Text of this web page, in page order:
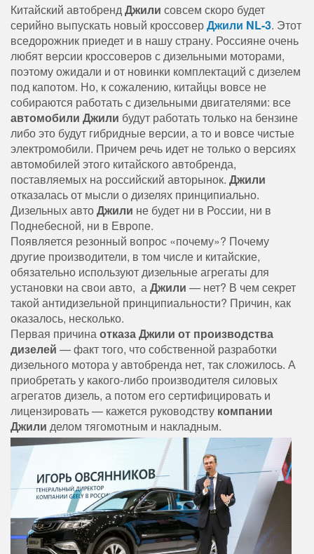
Китайский автобрендДжили совсем скоро будет
серийно выпускать новый кроссоверДжили NL-3. Этот
вседорожник приедет и в нашу страну. Россияне очень
любят версии кроссоверов с дизельными моторами,
поэтому ожидали и от новинки комплектаций с дизелем
под капотом. Но, к сожалению, китайцы вовсе не
собираются работать с дизельными двигателями: все
автомобили Джили будут работать только на бензине
либо это будут гибридные версии, а то и вовсе чистые
электромобили. Причем речь идет не только о версиях
автомобилей этого китайского автобренда,
поставляемых на российский авторынок. Джили
отказалась от мысли о дизелях принципиально.
Дизельных автоДжили не будет ни в России, ни в
Поднебесной, ни в Европе.
Появляется резонный вопрос «почему»? Почему
другие производители, в том числе и китайские,
обязательно используют дизельные агрегаты для
установки на свои авто, аДжили — нет? В чем секрет
такой антидизельной принципиальности? Причин, как
оказалось, несколько.
Первая причинаотказа Джили от производства
дизелей — факт того, что собственной разработки
дизельного мотора у автобренда нет, так сложилось. А
приобретать у какого-либо производителя силовых
агрегатов дизель, а потом его сертифицировать и
лицензировать — кажется руководству компании
Джили делом тягомотным и накладным.